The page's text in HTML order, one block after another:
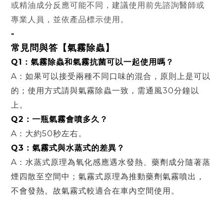
或精油成分反應可能不同，建議使用前先諮詢醫師或
專業人員，並依產品標示使用。
-
常見問與答 【氣霧除蟲】
Q1：氣霧除蟲和氣霧抗菌可以一起使用嗎？
A：如果可以接受兩種不同口味的混合，原則上是可以
的；使用方式請與氣霧除蟲一致，需通風30分鐘以
上。
Q2：一瓶氣霧會噴多久？
A：大約50秒左右。
Q3：氣霧式與水蒸式的差異？
A ： 水蒸式原理為氧化感應遇水發熱、藥劑成分隨著蒸
煙四散至空間中；氣霧式原理為推動藥劑氣霧噴出，
不會發熱。故氣霧式較適合在車內空間使用。